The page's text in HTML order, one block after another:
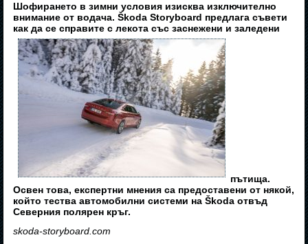
Шофирането в зимни условия изисква изключително
внимание от водача. Škoda Storyboard предлага съвети
как да се справите с лекота със заснежени и заледени
пътища.
Освен това, експертни мнения са предоставени от някой,
който тества автомобилни системи на Škoda отвъд
Северния полярен кръг.
skoda-storyboard.com